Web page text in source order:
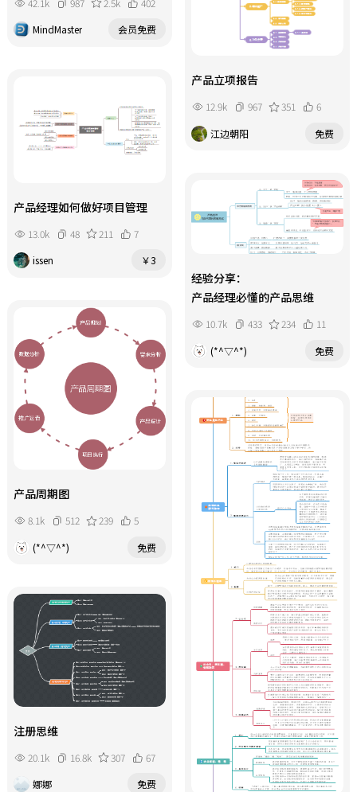
MindMaster
会员免费
产品立项报告
12.9k 967 351
6
江边朝阳
免费
产品经理如何做好项目管理
13.0k 48 211
7
issen
￥3
经验分享：
产品经理必懂的产品思维
10.7k 433 234
11
(*^▽^*)
免费
产品周期图
8.1k 512 239
5
(*^▽^*)
免费
注册思维
20.1k 16.8k 307
67
娜娜
免费